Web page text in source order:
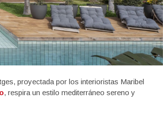
proyectada por los interioristas Maribel
, respira un estilo mediterráneo sereno y